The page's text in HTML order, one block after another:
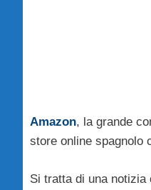
Amazon, la grande
store online spagnolo
Si tratta di una